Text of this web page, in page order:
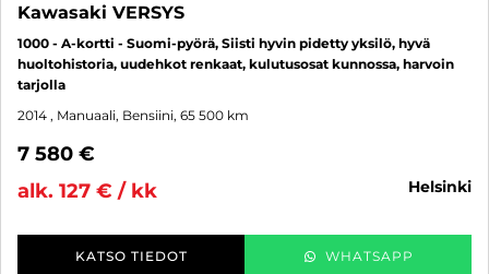
Kawasaki VERSYS
1000 - A-kortti - Suomi-pyörä, Siisti hyvin pidetty yksilö, hyvä
huoltohistoria, uudehkot renkaat, kulutusosat kunnossa, harvoin
tarjolla
2014 , Manuaali, Bensiini, 65 500 km
7 580 €
alk. 127 € / kk
helsinki
KATSO TIEDOT WHATSAPP